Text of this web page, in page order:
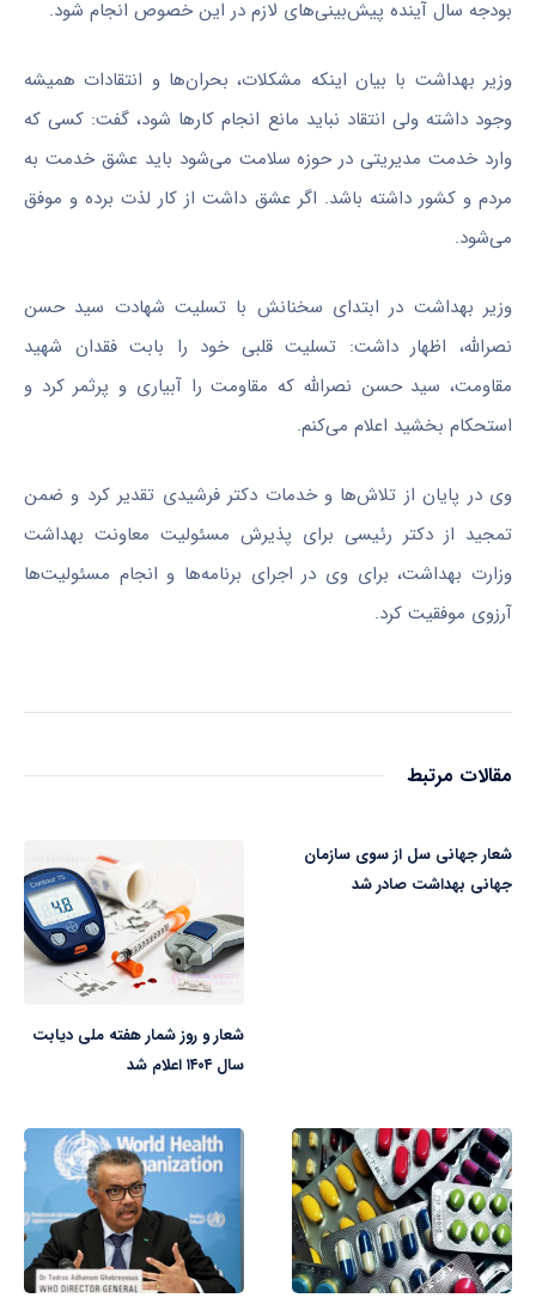
بودجه سال آینده پیش‌بینی‌های لازم در این خصوص انجام شود.
وزیر بهداشت با بیان اینکه مشکلات، بحران‌ها و انتقادات همیشه
وجود داشته ولی انتقاد نباید مانع انجام کارها شود، گفت: کسی که
وارد خدمت مدیریتی در حوزه سلامت می‌شود باید عشق خدمت به
مردم و کشور داشته باشد. اگر عشق داشت از کار لذت برده و موفق
می‌شود.
وزیر بهداشت در ابتدای سخنانش با تسلیت شهادت سید حسن
نصرالله، اظهار داشت: تسلیت قلبی خود را بابت فقدان شهید
مقاومت، سید حسن نصرالله که مقاومت را آبیاری و پرثمر کرد و
استحکام بخشید اعلام می‌کنم.
وی در پایان از تلاش‌ها و خدمات دکتر فرشیدی تقدیر کرد و ضمن
تمجید از دکتر رئیسی برای پذیرش مسئولیت معاونت بهداشت
وزارت بهداشت، برای وی در اجرای برنامه‌ها و انجام مسئولیت‌ها
آرزوی موفقیت کرد.
مقالات مرتبط
شعار جهانی سل از سوی سازمان
جهانی بهداشت صادر شد
شعار و روز شمار هفته ملی دیابت
سال ۱۴۰۴ اعلام شد